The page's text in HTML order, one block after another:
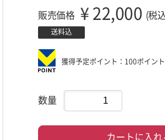
販売価格 ¥ 22,000 (税
送料込
獲得予定ポイント：100ポイント
数量
カートに入れ